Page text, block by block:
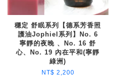
穩定 舒眠系列【德系芳香照
護油Jophiel系列】No. 6
寧靜的夜晚 、No. 16 舒
心、No. 19 內在平和(寧靜
綠洲)
NT$ 2,200